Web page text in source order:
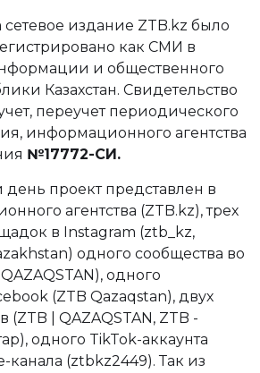
сетевое издание ZTB.kz было
как СМИ в
и общественного
Казахстан. Свидетельство
переучет периодического
информационного агентства
№17772-СИ.
проект представлен в
агентства (ZTB.kz), трех
в Instagram (ztb_kz,
одного сообщества во
одного
(ZTB Qazaqstan), двух
(ZTB | QAZAQSTAN, ZTB -
одного TikTok-аккаунта
(ztbkz2449). Так из